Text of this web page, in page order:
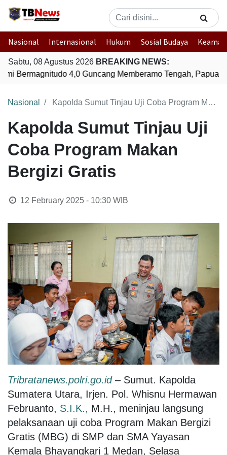
Nasional Internasional Hukum Sosial Budaya
Sabtu, 08 Agustus 2026 BREAKING NEWS:
Bermagnitudo 4,0 Guncang Memberamo Tengah, Papua
Nasional Kapolda Sumut Tinjau Uji Coba Program Makan Bergizi Gratis
Kapolda Sumut Tinjau Uji
Coba Program Makan
Bergizi Gratis
12 February 2025 - 10:30WIB
Tribratanews.polri.go.id– Sumut. Kapolda
Sumatera Utara, Irjen. Pol. Whisnu Hermawan
Februanto, S.I.K., M.H., meninjau langsung
pelaksanaan uji coba Program Makan Bergizi
Gratis (MBG) di SMP dan SMA Yayasan
Kemala Bhayangkari 1 Medan, Selasa